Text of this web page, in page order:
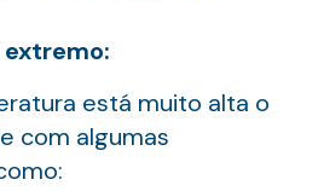
está muito alta o
com algumas